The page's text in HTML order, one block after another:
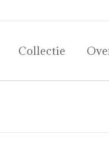
Collectie
Collectie